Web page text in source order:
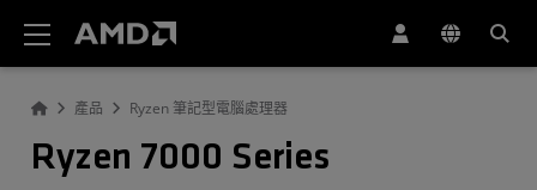
產品 Ryzen 筆記型電腦處理器
Ryzen 7000 Series